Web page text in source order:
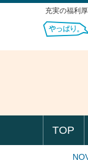
充実の福利
TOP